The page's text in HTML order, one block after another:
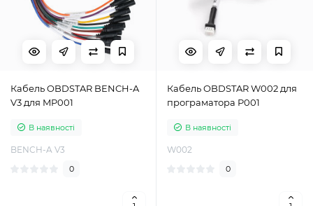
Кабель OBDSTAR BENCH-A
V3 для MP001
В наявності
BENCH-A V3
0
Кабель OBDSTAR W002 для
програматора P001
В наявності
W002
0